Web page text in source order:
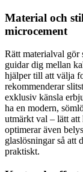
Material och
microcement
Rätt materialval
guidar dig mellan
hjälper till att välja
rekommenderar
exklusiv känsla
ha en modern,
utmärkt val – lätt
optimerar även
glaslösningar så att
praktiskt.